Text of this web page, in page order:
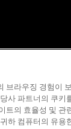
상표
공급망 투명
공정 및 공개
브라우징 경험이
사 파트너의 쿠키
트의 효율성 및 관
하 컴퓨터의 유용